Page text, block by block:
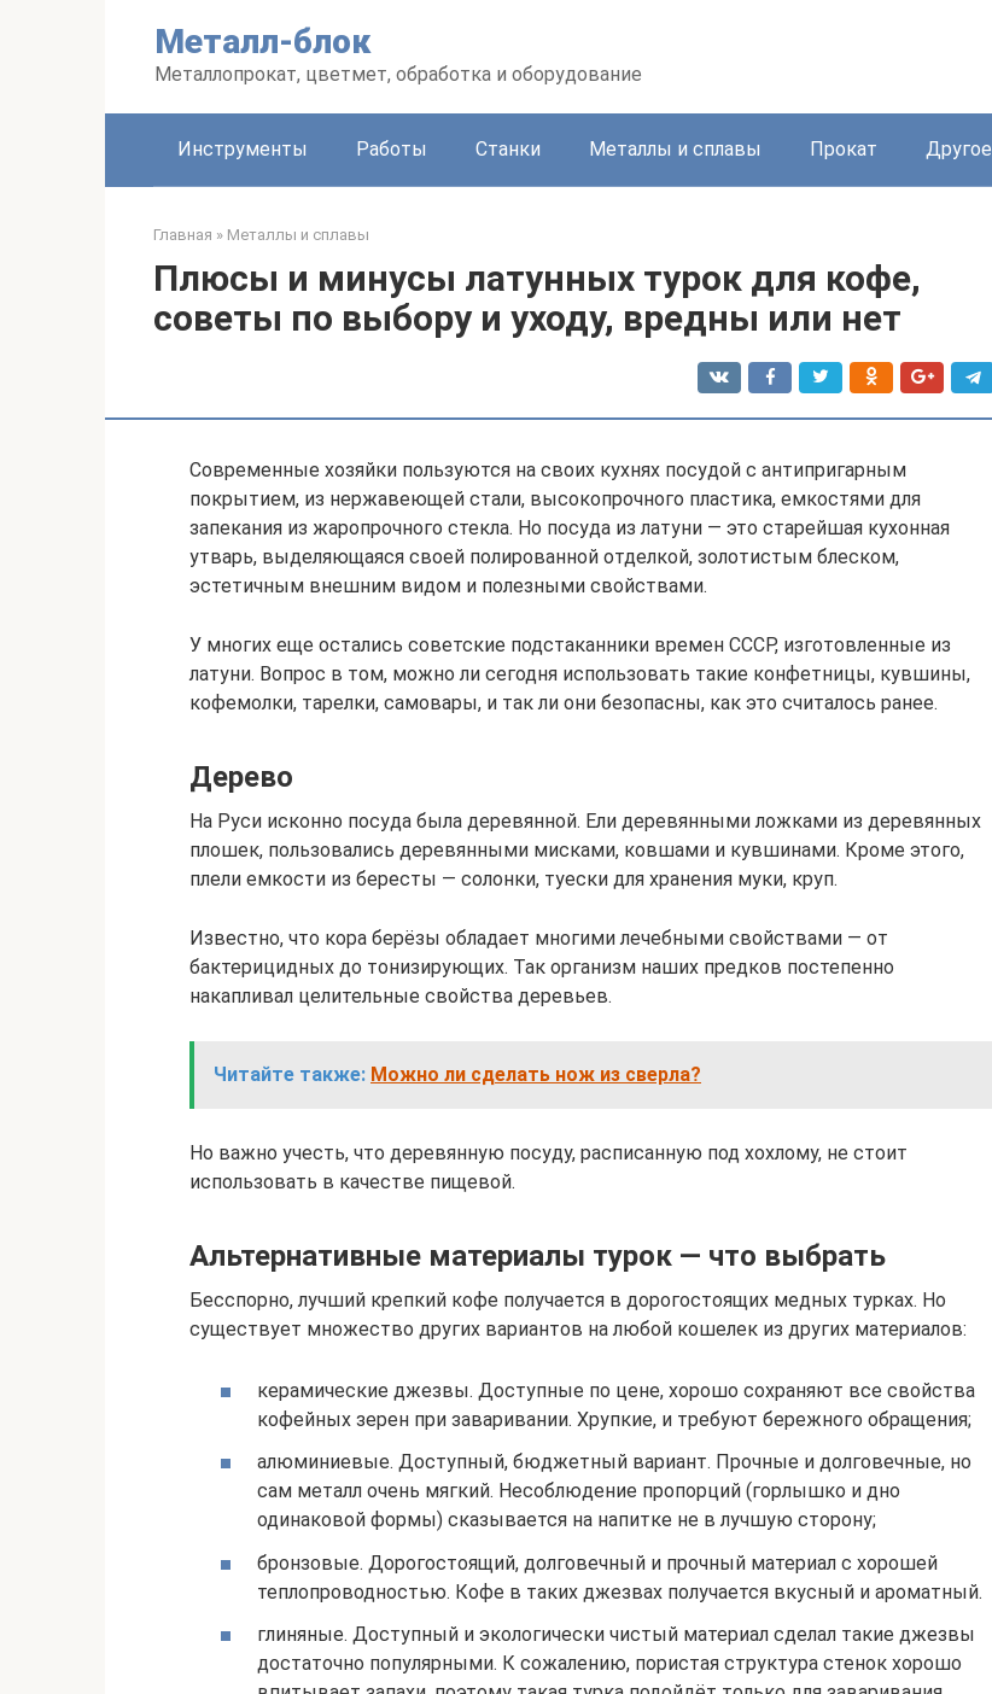
Металл-блок
Металлопрокат, цветмет, обработка и оборудование
Инструменты Работы Станки Металлы и сплавы Прокат Другое
Главная » Металлы и сплавы
Плюсы и минусы латунных турок для кофе,
советы по выбору и уходу, вредны или нет
Современные хозяйки пользуются на своих кухнях посудой с антипригарным
покрытием, из нержавеющей стали, высокопрочного пластика, емкостями для
запекания из жаропрочного стекла. Но посуда из латуни — это старейшая кухонная
утварь, выделяющаяся своей полированной отделкой, золотистым блеском,
эстетичным внешним видом и полезными свойствами.
У многих еще остались советские подстаканники времен СССР, изготовленные из
латуни. Вопрос в том, можно ли сегодня использовать такие конфетницы, кувшины,
кофемолки, тарелки, самовары, и так ли они безопасны, как это считалось ранее.
Дерево
На Руси исконно посуда была деревянной. Ели деревянными ложками из деревянных
плошек, пользовались деревянными мисками, ковшами и кувшинами. Кроме этого,
плели емкости из бересты — солонки, туески для хранения муки, круп.
Известно, что кора берёзы обладает многими лечебными свойствами — от
бактерицидных до тонизирующих. Так организм наших предков постепенно
накапливал целительные свойства деревьев.
Читайте также: Можно ли сделать нож из сверла?
Но важно учесть, что деревянную посуду, расписанную под хохлому, не стоит
использовать в качестве пищевой.
Альтернативные материалы турок — что выбрать
Бесспорно, лучший крепкий кофе получается в дорогостоящих медных турках. Но
существует множество других вариантов на любой кошелек из других материалов:
керамические джезвы. Доступные по цене, хорошо сохраняют все свойства
кофейных зерен при заваривании. Хрупкие, и требуют бережного обращения;
алюминиевые. Доступный, бюджетный вариант. Прочные и долговечные, но
сам металл очень мягкий. Несоблюдение пропорций (горлышко и дно
одинаковой формы) сказывается на напитке не в лучшую сторону;
бронзовые. Дорогостоящий, долговечный и прочный материал с хорошей
теплопроводностью. Кофе в таких джезвах получается вкусный и ароматный.
глиняные. Доступный и экологически чистый материал сделал такие джезвы
достаточно популярными. К сожалению, пористая структура стенок хорошо